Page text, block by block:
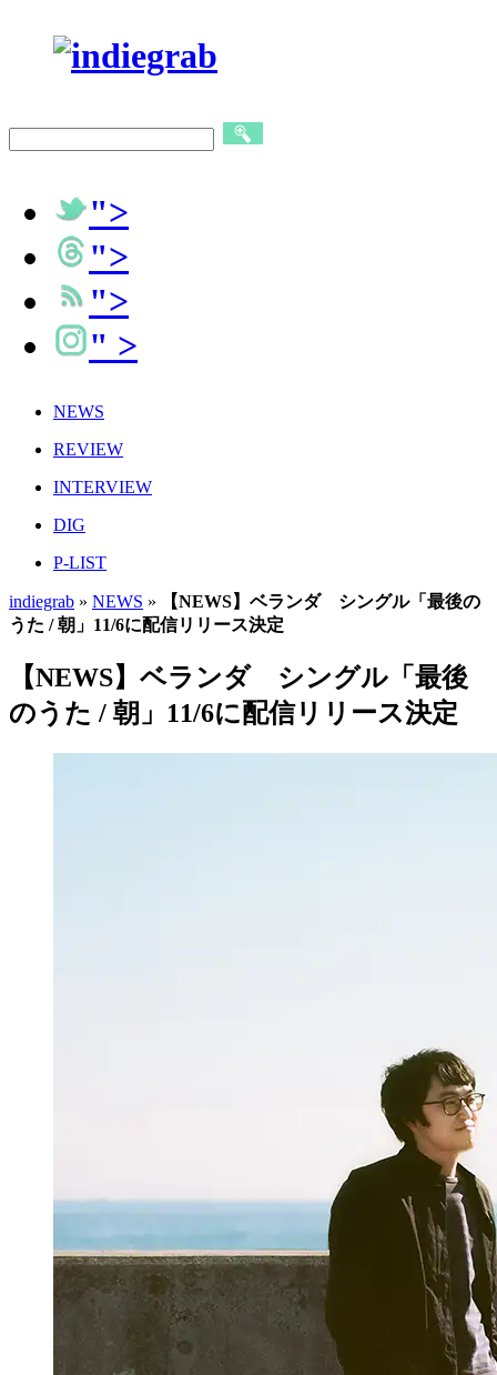
">
">
">
" >
NEWS
REVIEW
INTERVIEW
DIG
P-LIST
indiegrab » NEWS »
【NEWS】ベランダ シングル「最後の
うた / 朝」11/6に配信リリース決定
【NEWS】ベランダ シングル「最後
のうた / 朝」11/6に配信リリース決定